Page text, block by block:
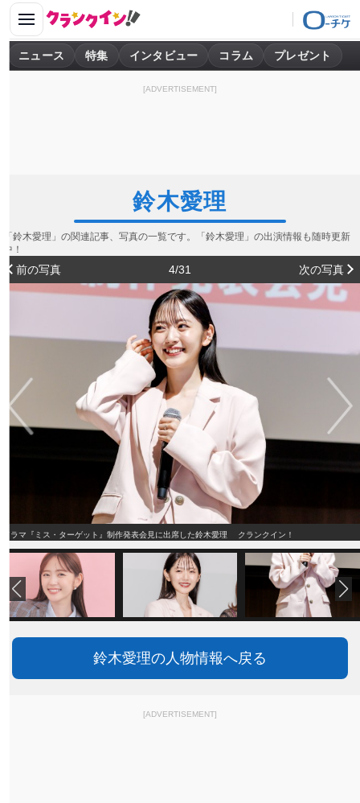
ニュース 特集 インタビュー コラム プレゼント
[ADVERTISEMENT]
鈴木愛理
「鈴木愛理」の関連記事、写真の一覧です。「鈴木愛理」の出演情報も随時更新
中！
前の写真 4/31 次の写真
ドラマ『ミス・ターゲット』制作発表会見に出席した鈴木愛理 クランクイン！
鈴木愛理の人物情報へ戻る
[ADVERTISEMENT]